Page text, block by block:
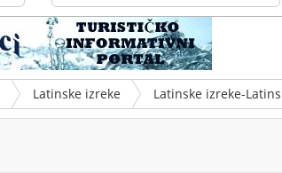
Latinske izreke Latinske izreke-